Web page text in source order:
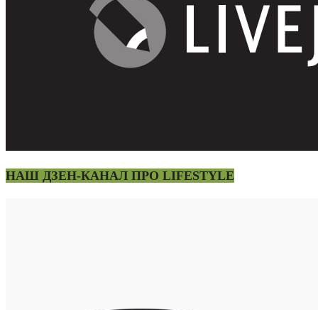
НАШ ДЗЕН-КАНАЛ ПРО LIFESTYLE